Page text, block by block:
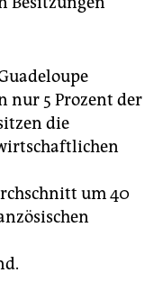
nur 5 Prozent der
die
um 40